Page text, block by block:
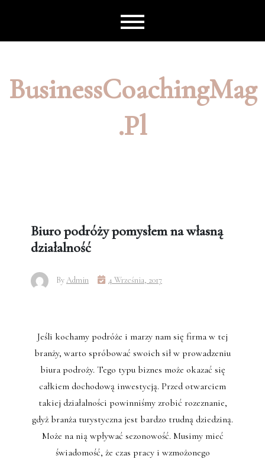
BusinessCoachingMag
.pl
Biuro podróży pomysłem na własną
działalność
ByAdmin 4 Września, 2017
Jeśli kochamy podróże i marzy nam się firma w tej
branży, warto spróbować swoich sił w prowadzeniu
biura podroży. Tego typu biznes może okazać się
całkiem dochodową inwestycją. Przed otwarciem
takiej działalności powinniśmy zrobić rozeznanie,
gdyż branża turystyczna jest bardzo trudną dziedziną.
Może na nią wpływać sezonowość. Musimy mieć
świadomość, że czas pracy i wzmożonego